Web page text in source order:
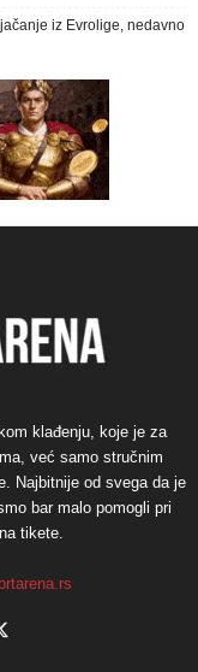
iz Evrolige, nedavno
klađenju, koje je za
već samo stručnim
Najbitnije od svega da je
bar malo pomogli pri
tikete.